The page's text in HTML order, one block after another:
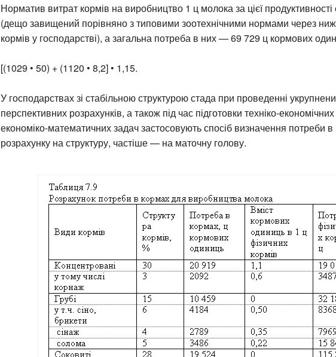
Норматив витрат кормів на виробництво 1 ц молока за цієї
(дещо завищений порівняно з типовими зоотехнічними нормами через
кормів у господарстві), а загальна потреба в них — 69 729 ц кормових
[(1029 • 50) + (1120 • 8,2] • 1,15.
У господарствах зі стабільною структурою стада при проведенні
перспективних розрахунків, а також під час підготовки техніко-економічних
економіко-математичних задач застосовують спосіб визначення потреби
розрахунку на структуру, частіше — на маточну голову.